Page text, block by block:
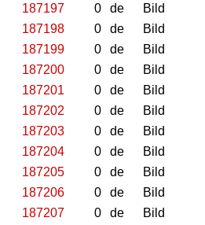
187197
0 de Bild
187198
0 de Bild
187199
0 de Bild
187200
0 de Bild
187201
0 de Bild
187202
0 de Bild
187203
0 de Bild
187204
0 de Bild
187205
0 de Bild
187206
0 de Bild
187207
0 de Bild